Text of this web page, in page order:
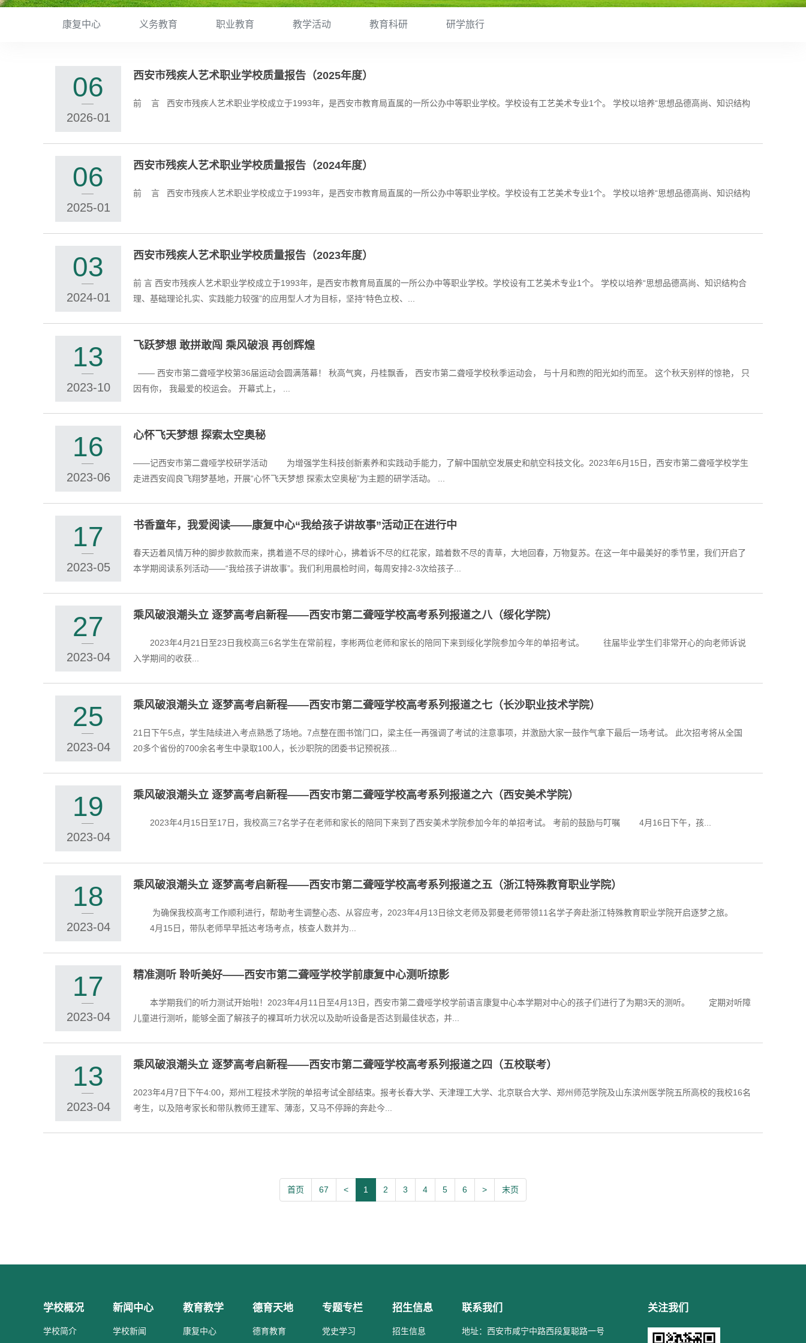
康复中心 义务教育 职业教育 教学活动 教育科研 研学旅行
06
2026-01
西安市残疾人艺术职业学校质量报告（2025年度）
前 言 西安市残疾人艺术职业学校成立于1993年，是西安市教育局直属的一所公办中等职业学校。学校设有工艺美术专业1个。 学校以培养“思想品德高尚、知识结构
06
2025-01
西安市残疾人艺术职业学校质量报告（2024年度）
前 言 西安市残疾人艺术职业学校成立于1993年，是西安市教育局直属的一所公办中等职业学校。学校设有工艺美术专业1个。 学校以培养“思想品德高尚、知识结构
03
2024-01
西安市残疾人艺术职业学校质量报告（2023年度）
前 言 西安市残疾人艺术职业学校成立于1993年，是西安市教育局直属的一所公办中等职业学校。学校设有工艺美术专业1个。 学校以培养“思想品德高尚、知识结构合
理、基础理论扎实、实践能力较强”的应用型人才为目标，坚持“特色立校、...
13
2023-10
飞跃梦想 敢拼敢闯 乘风破浪 再创辉煌
16
2023-06
心怀飞天梦想 探索太空奥秘
——记西安市第二聋哑学校研学活动 为增强学生科技创新素养和实践动手能力，了解中国航空发展史和航空科技文化。2023年6月15日，西安市第二聋哑学校学生
17
2023-05
书香童年，我爱阅读——康复中心“我给孩子讲故事”活动正在进行中
春天迈着风情万种的脚步款款而来，携着道不尽的绿叶心，拂着诉不尽的红花家，踏着数不尽的青草，大地回春，万物复苏。在这一年中最美好的季节里，我们开启了
本学期阅读系列活动——“我给孩子讲故事”。我们利用晨检时间，每周安排2-3次给孩子...
27
2023-04
乘风破浪潮头立 逐梦高考启新程——西安市第二聋哑学校高考系列报道之八（绥化学院）
2023年4月21日至23日我校高三6名学生在常前程，李彬两位老师和家长的陪同下来到绥化学院参加今年的单招考试。 往届毕业学生们非常开心的向老师诉说
入学期间的收获...
25
2023-04
乘风破浪潮头立 逐梦高考启新程——西安市第二聋哑学校高考系列报道之七（长沙职业技术学院）
21日下午5点，学生陆续进入考点熟悉了场地。7点整在图书馆门口，梁主任一再强调了考试的注意事项，并激励大家一鼓作气拿下最后一场考试。 此次招考将从全国
20多个省份的700余名考生中录取100人，长沙职院的团委书记预祝孩...
19
2023-04
乘风破浪潮头立 逐梦高考启新程——西安市第二聋哑学校高考系列报道之六（西安美术学院）
2023年4月15日至17日，我校高三7名学子在老师和家长的陪同下来到了西安美术学院参加今年的单招考试。 考前的鼓励与叮嘱 4月16日下午，孩...
18
2023-04
乘风破浪潮头立 逐梦高考启新程——西安市第二聋哑学校高考系列报道之五（浙江特殊教育职业学院）
4月15日，带队老师早早抵达考场考点，核查人数并为...
17
2023-04
精准测听 聆听美好——西安市第二聋哑学校学前康复中心测听掠影
本学期我们的听力测试开始啦！2023年4月11日至4月13日，西安市第二聋哑学校学前语言康复中心本学期对中心的孩子们进行了为期3天的测听。 定期对听障
儿童进行测听，能够全面了解孩子的裸耳听力状况以及助听设备是否达到最佳状态，并...
13
2023-04
乘风破浪潮头立 逐梦高考启新程——西安市第二聋哑学校高考系列报道之四（五校联考）
2023年4月7日下午4:00，郑州工程技术学院的单招考试全部结束。报考长春大学、天津理工大学、北京联合大学、郑州师范学院及山东滨州医学院五所高校的我校16名
考生，以及陪考家长和带队教师王建军、薄澎，又马不停蹄的奔赴今...
首页 67 < 1 2 3 4 5 6 > 末页
学校概况
学校简介
新闻中心
学校新闻
教育教学
康复中心
德育天地
德育教育
专题专栏
党史学习
招生信息
招生信息
联系我们
地址：西安市咸宁中路西段复聪路一号
关注我们